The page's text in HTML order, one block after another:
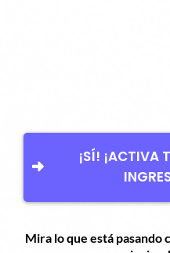
¡SÍ! ¡ACTIVA
Mira lo que está pasando